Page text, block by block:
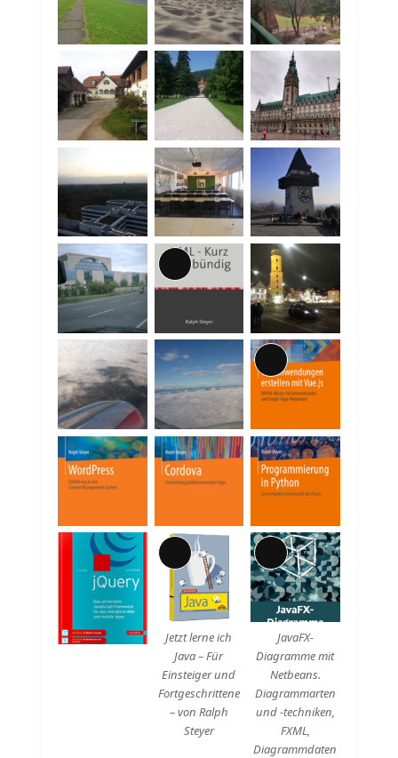
Lange
Beschreibung
Lange
Beschreibung
Lange
Beschreibung
Jetzt lerne ich
Java – Für
Einsteiger und
Fortgeschrittene
– von Ralph
Steyer
Lange
Beschreibung
JavaFX-
Diagramme mit
Netbeans.
Diagrammarten
und -techniken,
FXML,
Diagrammdaten